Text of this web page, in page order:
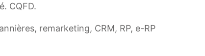
CQFD.
remarketing, CRM, RP, e-RP